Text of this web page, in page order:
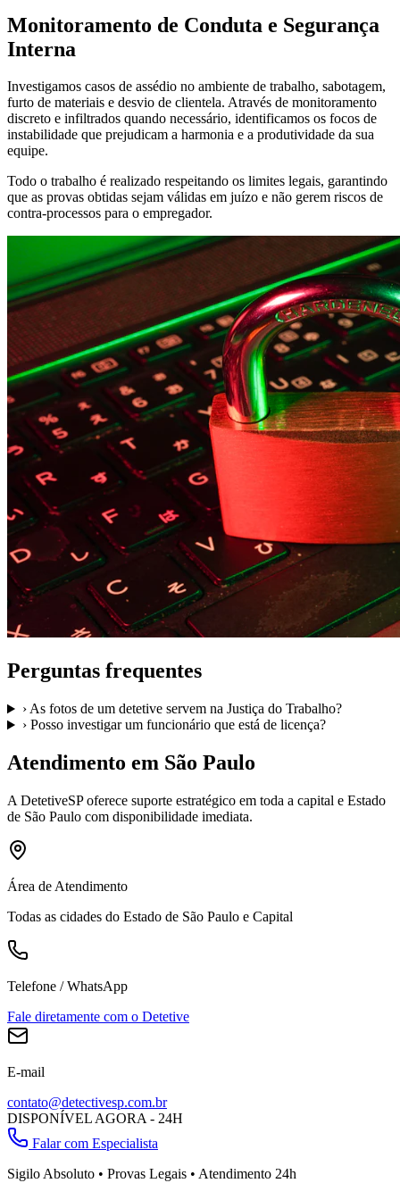
Monitoramento de Conduta e Segurança
Interna
Investigamos casos de assédio no ambiente de trabalho, sabotagem,
furto de materiais e desvio de clientela. Através de monitoramento
discreto e infiltrados quando necessário, identificamos os focos de
instabilidade que prejudicam a harmonia e a produtividade da sua
equipe.
Todo o trabalho é realizado respeitando os limites legais, garantindo
que as provas obtidas sejam válidas em juízo e não gerem riscos de
contra-processos para o empregador.
Perguntas frequentes
› As fotos de um detetive servem na Justiça do Trabalho?
› Posso investigar um funcionário que está de licença?
Atendimento em São Paulo
A DetetiveSPoferece suporte estratégico em toda a capital e Estado
de São Paulo com disponibilidade imediata.
Área de Atendimento
Todas as cidades do Estado de São Paulo e Capital
Telefone / WhatsApp
Fale diretamente com o Detetive
E-mail
contato@detectivesp.com.br
DISPONÍVEL AGORA - 24H
Falar com Especialista
Sigilo Absoluto • Provas Legais • Atendimento 24h